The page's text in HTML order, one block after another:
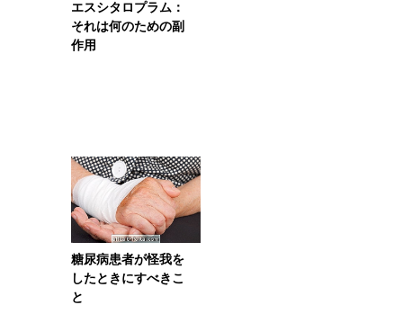
エスシタロプラム：
それは何のための副
作用
糖尿病患者が怪我を
したときにすべきこ
と